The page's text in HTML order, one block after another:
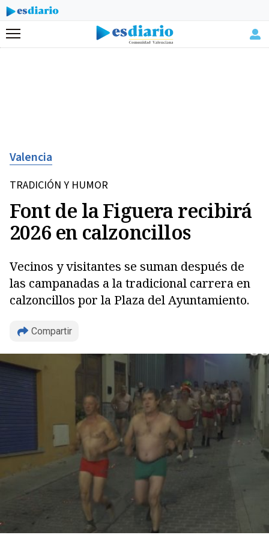
Menú
Valencia
TRADICIÓN Y HUMOR
Font de la Figuera recibirá
2026 en calzoncillos
Vecinos y visitantes se suman después de
las campanadas a la tradicional carrera en
calzoncillos por la Plaza del Ayuntamiento.
Compartir
Copiar